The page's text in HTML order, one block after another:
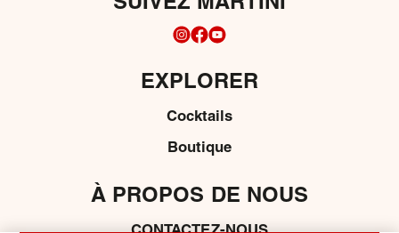
EXPLORER
Cocktails
Boutique
À PROPOS DE NOUS